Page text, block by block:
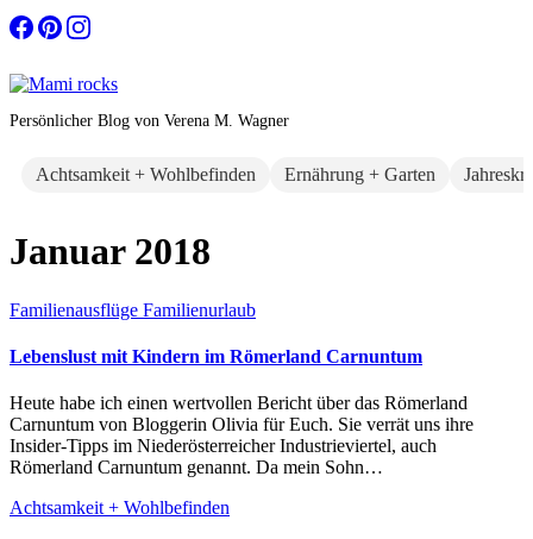
Zum
Inhalt
Persönlicher Blog von Verena M. Wagner
Achtsamkeit + Wohlbefinden Ernährung + Garten
Januar 2018
Familienausflüge Familienurlaub
Lebenslust mit Kindern im Römerland Carnuntum
Heute habe ich einen wertvollen Bericht über das Römerland
Carnuntum von Bloggerin Olivia für Euch. Sie verrät uns ihre
Insider-Tipps im Niederösterreicher Industrieviertel, auch
Römerland Carnuntum genannt. Da mein Sohn…
Achtsamkeit + Wohlbefinden